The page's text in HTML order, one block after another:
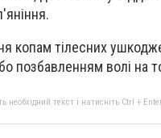
копам тілесних
позбавленням волі на
текст і натисніть Ctrl +